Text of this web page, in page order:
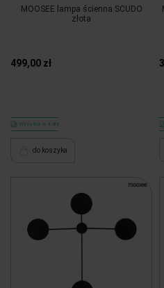
MOOSEE lampa ścienna SCUDO
złota
499,00 zł
Wysyłka w 4 dni
do koszyka